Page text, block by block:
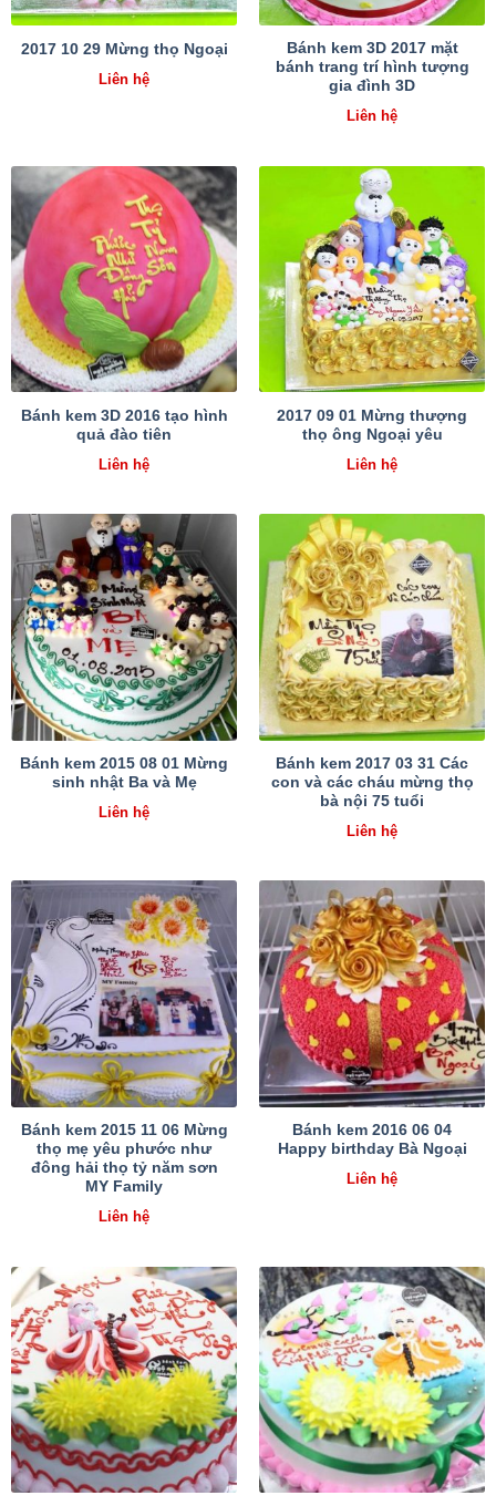
2017 10 29 Mừng thọ Ngoại
Liên hệ
Bánh kem 3D 2017 mặt
bánh trang trí hình tượng
gia đình 3D
Liên hệ
Bánh kem 3D 2016 tạo hình
quả đào tiên
Liên hệ
2017 09 01 Mừng thượng
thọ ông Ngoại yêu
Liên hệ
Bánh kem 2015 08 01 Mừng
sinh nhật Ba và Mẹ
Liên hệ
Bánh kem 2017 03 31 Các
con và các cháu mừng thọ
bà nội 75 tuổi
Liên hệ
Bánh kem 2015 11 06 Mừng
thọ mẹ yêu phước như
đông hải thọ tỷ năm sơn
MY Family
Liên hệ
Bánh kem 2016 06 04
Happy birthday Bà Ngoại
Liên hệ